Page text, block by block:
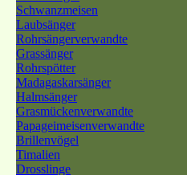
Schwanzmeisen
Laubsänger
Rohrsängerverwandte
Grassänger
Rohrspötter
Madagaskarsänger
Halmsänger
Grasmückenverwandte
Papageimeisenverwandte
Brillenvögel
Timalien
Drosslinge